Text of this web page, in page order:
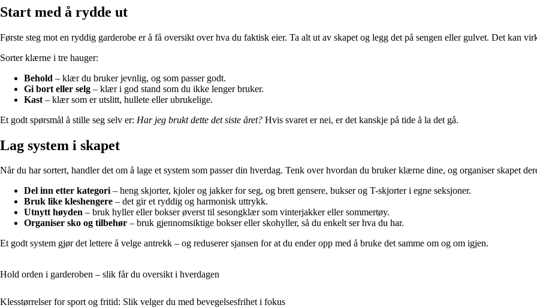
Start med å rydde ut
Første steg mot en ryddig garderobe er å få oversikt over hva du faktisk eier. Ta alt ut av skapet og legg det på sengen eller gulvet. Det kan
Sorter klærne i tre hauger:
Behold – klær du bruker jevnlig, og som passer godt.
Gi bort eller selg – klær i god stand som du ikke lenger bruker.
Kast – klær som er utslitt, hullete eller ubrukelige.
Et godt spørsmål å stille seg selv er: Har jeg brukt dette det siste året? Hvis svaret er nei, er det kanskje på tide å la det gå.
Lag system i skapet
Når du har sortert, handler det om å lage et system som passer din hverdag. Tenk over hvordan du bruker klærne dine, og organiser skapet
Del inn etter kategori– heng skjorter, kjoler og jakker for seg, og brett gensere, bukser og T-skjorter i egne seksjoner.
Bruk like kleshengere – det gir et ryddig og harmonisk uttrykk.
Utnytt høyden – bruk hyller eller bokser øverst til sesongklær som vinterjakker eller sommertøy.
Organiser sko og tilbehør – bruk gjennomsiktige bokser eller skohyller, så du enkelt ser hva du har.
Et godt system gjør det lettere å velge antrekk – og reduserer sjansen for at du ender opp med å bruke det samme om og om igjen.
Hold orden i garderoben – slik får du oversikt i hverdagen
Klesstørrelser for sport og fritid: Slik velger du med bevegelsesfrihet i fokus